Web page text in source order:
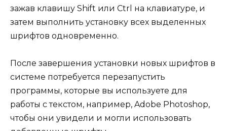
зажав клавишу Shift или Ctrl на клавиатуре, и
затем выполнить установку всех выделенных
шрифтов одновременно.
После завершения установки новых шрифтов в
системе потребуется перезапустить
программы, которые вы используете для
работы с текстом, например, Adobe Photoshop,
чтобы они увидели и могли использовать